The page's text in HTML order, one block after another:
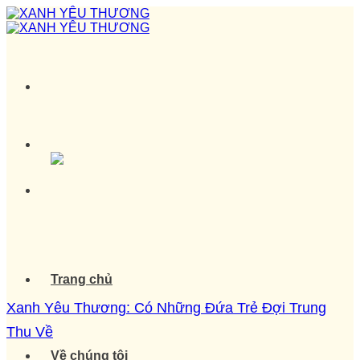
Skip
to
Trang chủ
Về chúng tôi
Xanh Yêu Thương: Có Những Đứa Trẻ Đợi Trung
Thu Về